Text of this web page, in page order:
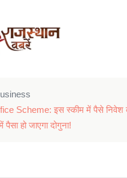
Scheme: इस स्कीम में पैसे निवेश
हो जाएगा दोगुना!